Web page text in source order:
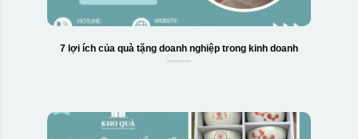
7 lợi ích của quà tặng doanh nghiệp trong kinh doanh